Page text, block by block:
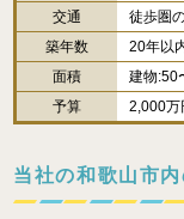
交通
徒歩圏
築年数
20年以
面積
建物:50
予算
2,000万
当社の和歌山市